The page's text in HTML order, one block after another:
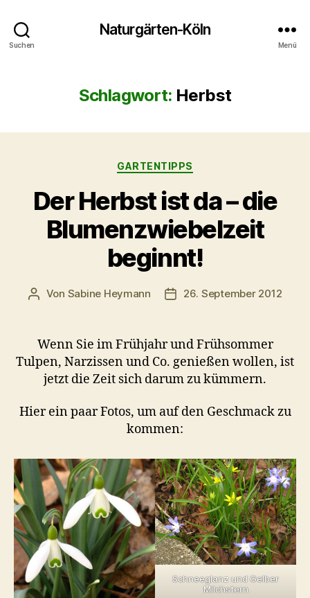
Suchen
Naturgärten-Köln
Menü
Schlagwort: Herbst
Kategorien
GARTENTIPPS
Der Herbst ist da – die
Blumenzwiebelzeit
beginnt!
Beitragsautor
Von Sabine Heymann Veröffentlichungsdatum
26. September 2012
Wenn Sie im Frühjahr und Frühsommer
Tulpen, Narzissen und Co. genießen wollen, ist
jetzt die Zeit sich darum zu kümmern.
Hier ein paar Fotos, um auf den Geschmack zu
kommen:
Schneeglanz und Gelber
Milchstern